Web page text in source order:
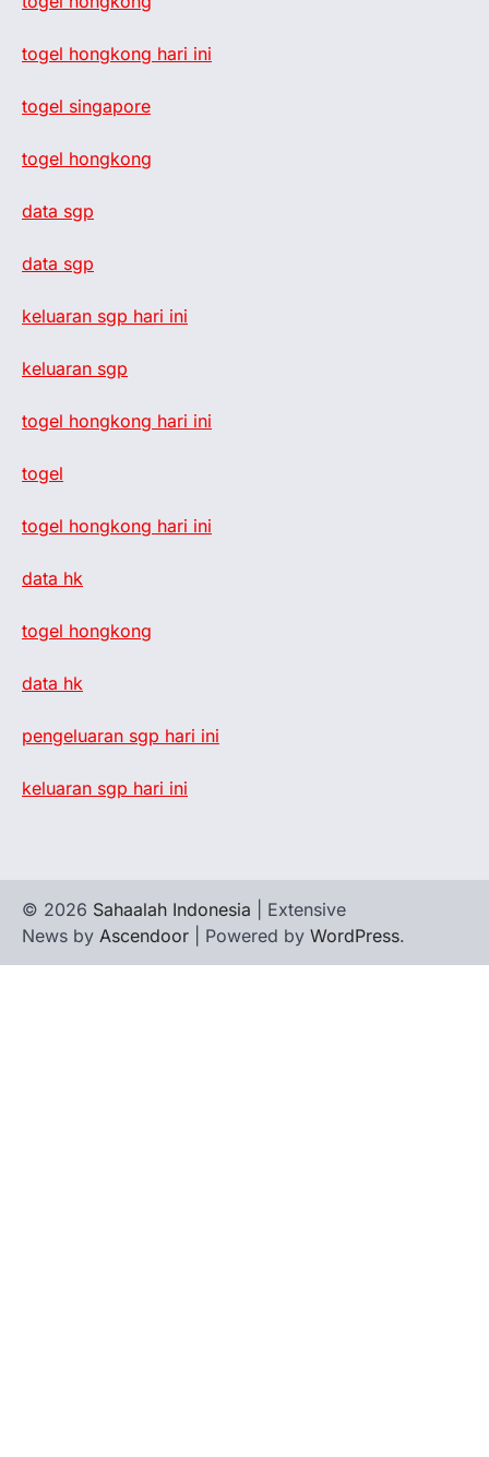
togel hongkong hari ini
togel singapore
togel hongkong
data sgp
data sgp
keluaran sgp hari ini
keluaran sgp
togel hongkong hari ini
togel
togel hongkong hari ini
data hk
togel hongkong
data hk
pengeluaran sgp hari ini
keluaran sgp hari ini
© 2026 Sahaalah Indonesia | Extensive
News by Ascendoor | Powered by WordPress.